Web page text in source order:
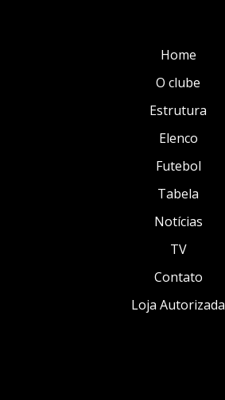
Home
O clube
Estrutura
Elenco
Futebol
Tabela
Notícias
TV
Contato
Loja Autorizada